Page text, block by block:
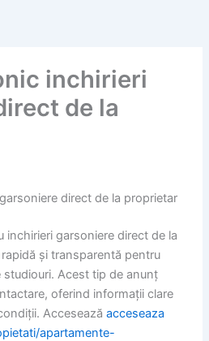
inchirieri
de la
direct de la proprietar
inchirieri garsoniere direct de la
și transparentă pentru
Acest tip de anunț
oferind informații clare
Acceseazăacceseaza
apartamente-